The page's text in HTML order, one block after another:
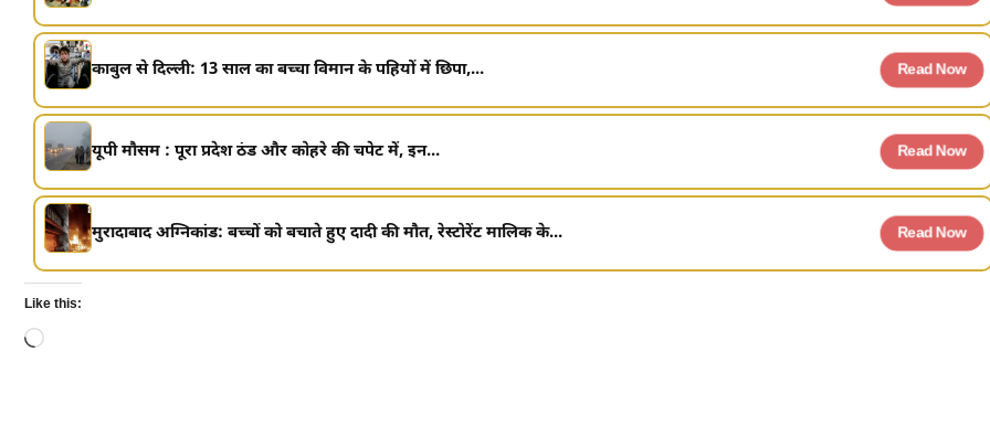
काबुल से दिल्ली: 13 साल का बच्चा विमान के पहियों में छिपा,... Read Now
यूपी मौसम : पूरा प्रदेश ठंड और कोहरे की चपेट में, इन... Read Now
मुरादाबाद अग्निकांड: बच्चों को बचाते हुए दादी की मौत, रेस्टोरेंट मालिक के... Read Now
Like this:
Loading…